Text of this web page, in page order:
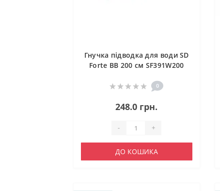
Гнучка підводка для води SD
Forte ВВ 200 см SF391W200
0
248.0 грн.
- +
ДО КОШИКА